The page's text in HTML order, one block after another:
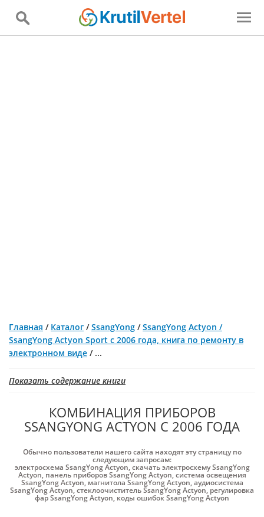
Главная / Каталог /SsangYong /SsangYong Actyon /
SsangYong Actyon Sport с 2006 года, книга по ремонту в
электронном виде / ...
Показать содержание книги
КОМБИНАЦИЯ ПРИБОРОВ
SSANGYONG ACTYON С 2006 ГОДА
Обычно пользователи нашего сайта находят эту страницу по
следующим запросам:
электросхема SsangYong Actyon,скачать электросхему SsangYong
Actyon, панель приборов SsangYong Actyon,система освещения
SsangYong Actyon, магнитола SsangYong Actyon,аудиосистема
SsangYong Actyon,стеклоочиститель SsangYong Actyon, регулировка
фар SsangYong Actyon, коды ошибок SsangYong Actyon